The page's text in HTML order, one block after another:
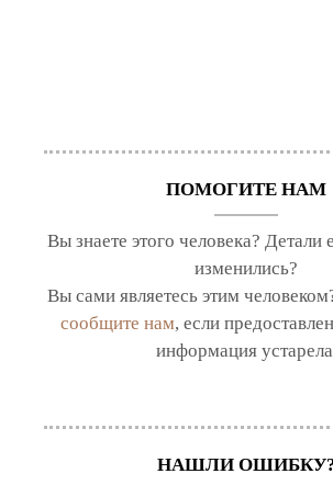
ПОМОГИТЕ НАМ
Вы знаете этого человека? Детали
изменились?
Вы сами являетесь этим
сообщите нам, если
информация
НАШЛИ